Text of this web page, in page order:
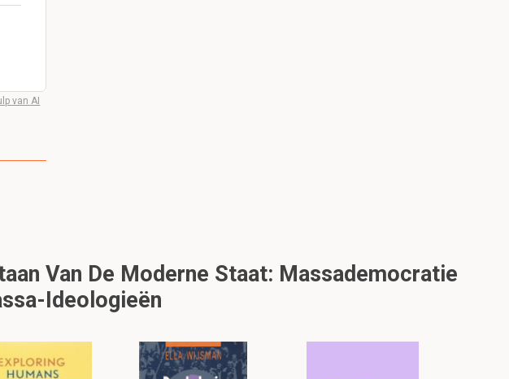
van AI
Van De Moderne Staat: Massademocratie
Ideologieën